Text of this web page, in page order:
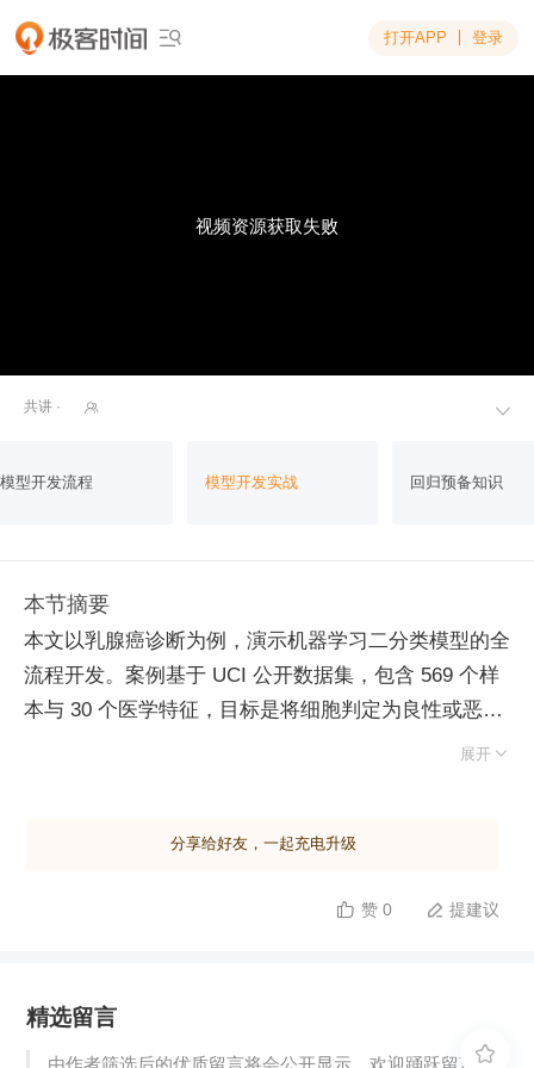
 打开APP 登录
视频资源获取失败

共讲 · 
模型开发流程 模型开发实战 回归预备知识
本节摘要
本文以乳腺癌诊断为例，演示机器学习二分类模型的全
流程开发。案例基于 UCI 公开数据集，包含 569 个样
本与 30 个医学特征，目标是将细胞判定为良性或恶
性肿瘤细胞半径通常更大；接着进行预处理，选取关键
与测试集，并设定随机种子确保结果可复现。 算法选
果为 87.72%。为防止过拟合，严禁使用训练数据进行
评估。最后进入调优环节，通过重新洗牌打乱数据分布
展开 
分享给好友，一起充电升级
 赞 0  提建议
精选留言
由作者筛选后的优质留言将会公开显示，欢迎踊跃留言。
